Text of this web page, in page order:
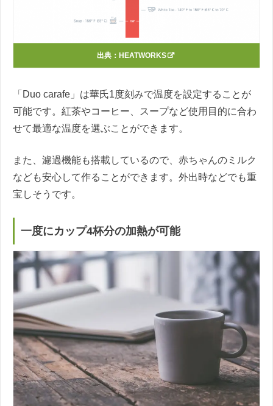
出典： HEATWORKS
「Duo carafe」は華氏1度刻みで温度を設定することが
可能です。紅茶やコーヒー、スープなど使用目的に合わ
せて最適な温度を選ぶことができます。
また、濾過機能も搭載しているので、赤ちゃんのミルク
なども安心して作ることができます。外出時などでも重
宝しそうです。
一度にカップ4杯分の加熱が可能